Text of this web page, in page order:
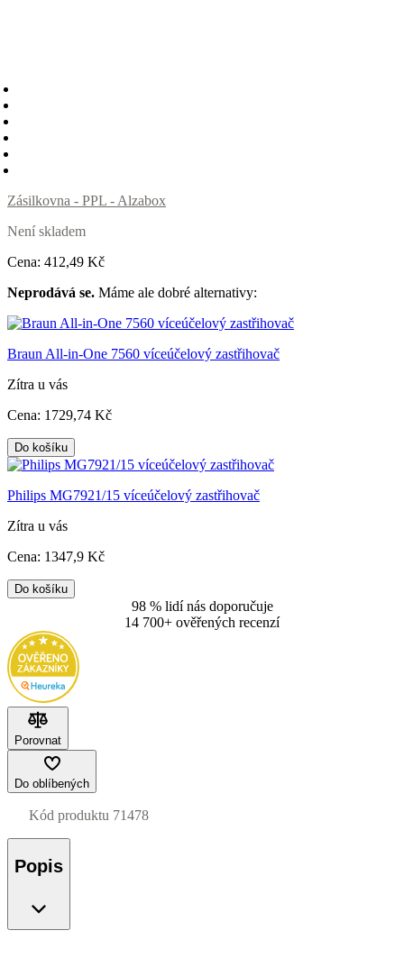
Zásilkovna - PPL - Alzabox
Není skladem
Cena: 412,49 Kč
Neprodává se. Máme ale dobré alternativy:
Braun All-in-One 7560 víceúčelový zastřihovač
Zítra u vás
Cena: 1729,74 Kč
Do košíku
Philips MG7921/15 víceúčelový zastřihovač
Zítra u vás
Cena: 1347,9 Kč
Do košíku
98 % lidí nás doporučuje
14 700+ ověřených recenzí
Porovnat
Do oblíbených
Kód produktu 71478
Popis